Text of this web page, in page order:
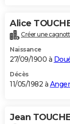
Alice
Créer une
Naissance
27/09/1900 à
Décès
11/05/1982 à
Jean